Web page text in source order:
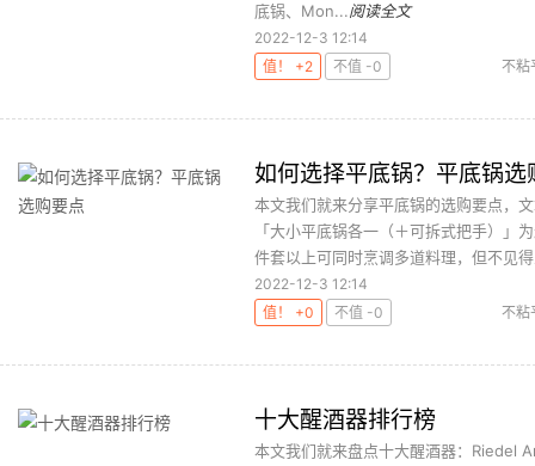
底锅、Mon...阅读全文
2022-12-3 12:14
值！ +2
不值 -0 不粘
如何选择平底锅？平底锅选
本文我们就来分享平底锅的选购要点，
「大小平底锅各一（＋可拆式把手）」
件套以上可同时烹调多道料理，但不见
2022-12-3 12:14
值！ +0
不值 -0 不粘
十大醒酒器排行榜
本文我们就来盘点十大醒酒器：Riedel